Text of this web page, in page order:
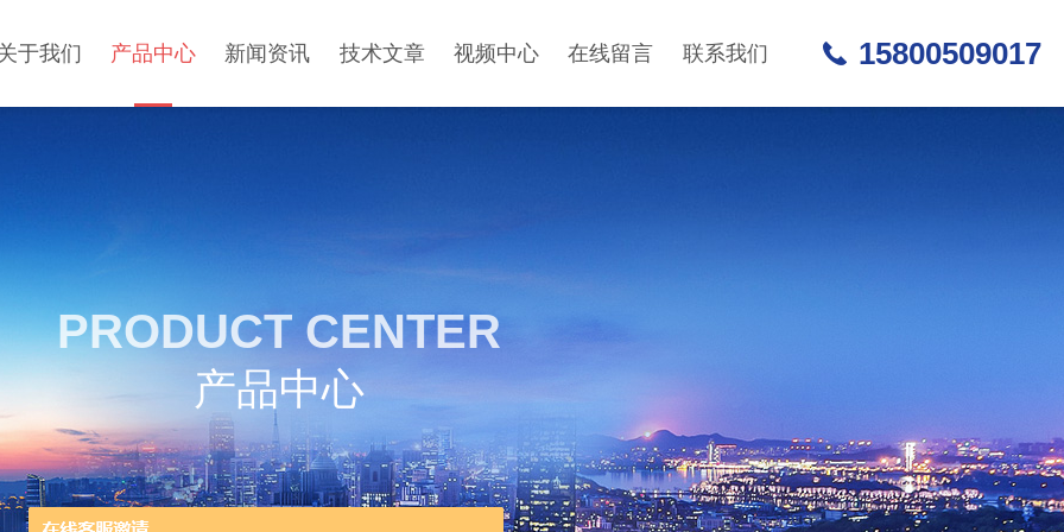
于我们 产品中心 新闻资讯 技术文章 视频中心 在线留言 联系我们 15800509017
PRODUCT CENTER
产品中心